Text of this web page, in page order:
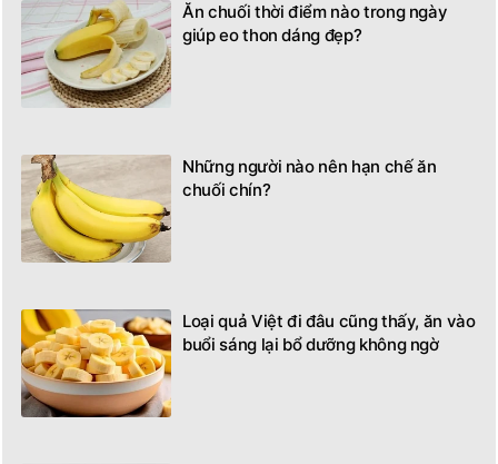
Ăn chuối thời điểm nào trong ngày
giúp eo thon dáng đẹp?
Những người nào nên hạn chế ăn
chuối chín?
Loại quả Việt đi đâu cũng thấy, ăn vào
buổi sáng lại bổ dưỡng không ngờ